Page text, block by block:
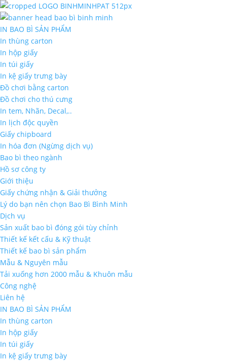
IN BAO BÌ SẢN PHẨM
In thùng carton
In hộp giấy
In túi giấy
In kệ giấy trưng bày
Đồ chơi bằng carton
Đồ chơi cho thú cưng
In tem, Nhãn, Decal,..
In lịch độc quyền
Giấy chipboard
In hóa đơn (Ngừng dịch vụ)
Bao bì theo ngành
Hồ sơ công ty
Giới thiệu
Giấy chứng nhận & Giải thưởng
Lý do bạn nên chọn Bao Bì Bình Minh
Dịch vụ
Sản xuất bao bì đóng gói tùy chỉnh
Thiết kế kết cấu & Kỹ thuật
Thiết kế bao bì sản phẩm
Mẫu & Nguyên mẫu
Tải xuống hơn 2000 mẫu & Khuôn mẫu
Công nghệ
Liên hệ
IN BAO BÌ SẢN PHẨM
In thùng carton
In hộp giấy
In túi giấy
In kệ giấy trưng bày